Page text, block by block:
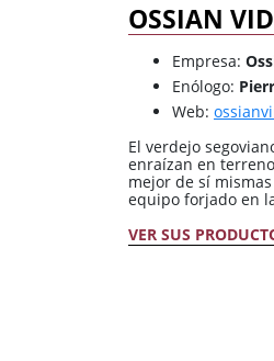
OSSIAN
Empresa:
Enólogo:
Web:
El verdejo
enraízan en
mejor de sí
equipo forjado en
VER SUS